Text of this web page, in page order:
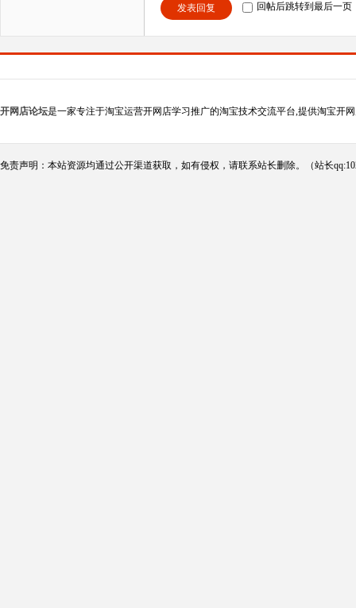
发表回复 回帖后跳转到最后一页
开网店论坛是一家专注于淘宝运营开网店学习推广的淘宝技术交流平台,提供淘宝开
免责声明：本站资源均通过公开渠道获取，如有侵权，请联系站长删除。（站长